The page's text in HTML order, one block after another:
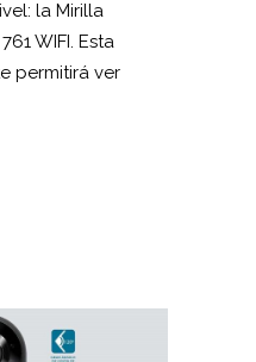
la Mirilla
WIFI. Esta
permitirá ver